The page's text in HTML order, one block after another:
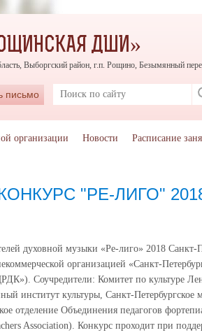
"РЕ-ЛИГО"
духовной музыки «Ре-лиго» 2018 Санкт-
организацией «Санкт-
Соучредители: Комитет по культуре
институт культуры, Санкт-Петербургское
отделение Объединения педагогов
Association). Конкурс проходит при
ДШИ»
Выборгский район, г.п. Рощино, Безымянный
письмо
организации Новости Расписание